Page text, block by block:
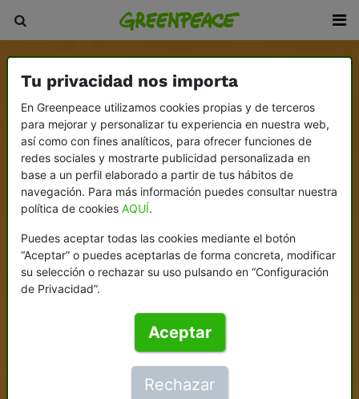
Tu privacidad nos importa
En Greenpeace utilizamos cookies propias y de terceros
para mejorar y personalizar tu experiencia en nuestra web,
así como con fines analíticos, para ofrecer funciones de
redes sociales y mostrarte publicidad personalizada en
base a un perfil elaborado a partir de tus hábitos de
navegación. Para más información puedes consultar nuestra
política de cookies AQUÍ.
Puedes aceptar todas las cookies mediante el botón
“Aceptar” o puedes aceptarlas de forma concreta, modificar
su selección o rechazar su uso pulsando en “Configuración
de Privacidad”.
Aceptar
Rechazar